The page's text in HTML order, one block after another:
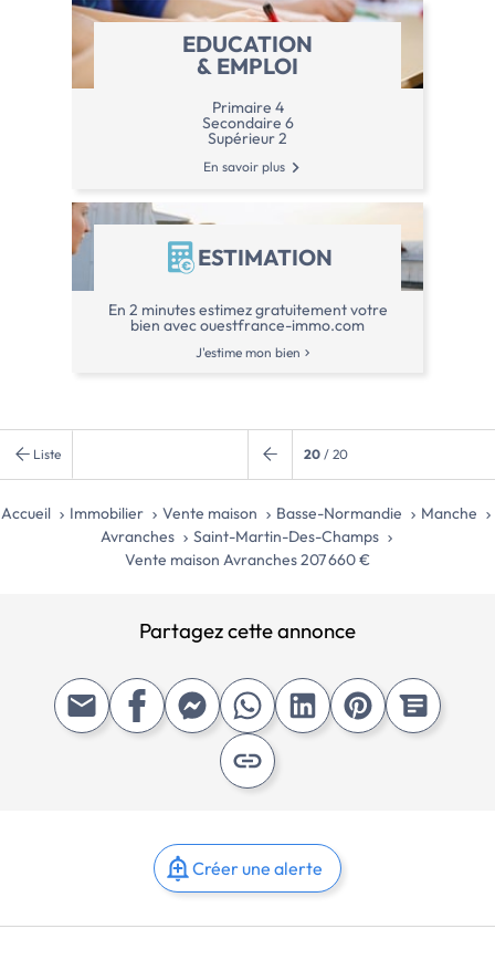
menuiseries PVC
Une maison
EDUCATION
& EMPLOI
Primaire 4
Secondaire 6
Supérieur 2
En savoir plus
ESTIMATION
En 2 minutes estimez gratuitement votre
bien avec ouestfrance-immo.com
J'estime mon bien
Liste 20 / 20
Accueil Immobilier Vente maison Basse-Normandie
Manche
Avranches
Saint-Martin-Des-Champs
Vente maison Avranches 207 660 €
Partagez cette annonce
Créer une alerte